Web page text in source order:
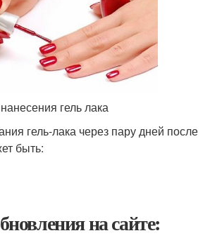
гель лака
гель-лака через пару дней после
быть:
на сайте: